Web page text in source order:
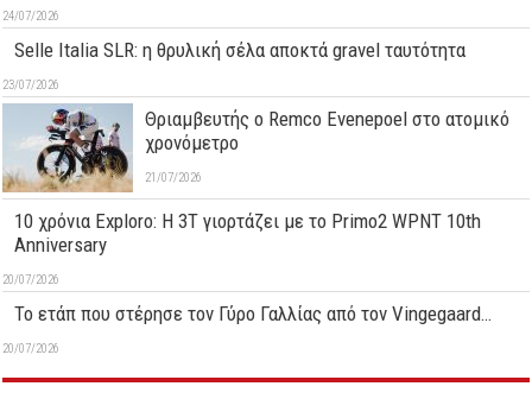
24/07/2026
Selle Italia SLR: η θρυλική σέλα αποκτά gravel ταυτότητα
23/07/2026
Θριαμβευτής ο Remco Evenepoel στο ατομικό
χρονόμετρο
21/07/2026
10 χρόνια Exploro: Η 3T γιορτάζει με το Primo2 WPNT 10th
Anniversary
20/07/2026
Το ετάπ που στέρησε τον Γύρο Γαλλίας από τον Vingegaard…
20/07/2026